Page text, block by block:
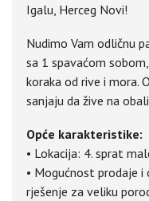
Igalu, Herceg Novi!
Nudimo Vam odličnu
sa 1 spavaćom
koraka od rive i mora.
sanjaju da žive na
Opće karakteristike:
• Lokacija: 4. sprat
• Mogućnost prodaje
rješenje za veliku